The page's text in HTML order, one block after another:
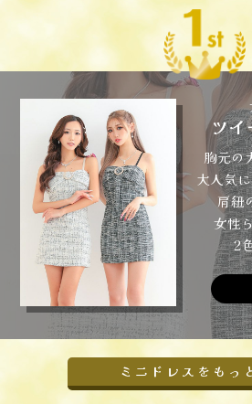
ツ
胸元の
大人気
肩紐
女性
2
ミニドレスをもっ